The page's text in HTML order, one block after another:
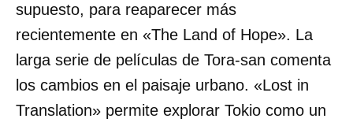
supuesto, para reaparecer más
recientemente en «The Land of Hope». La
larga serie de películas de Tora-san comenta
los cambios en el paisaje urbano. «Lost in
Translation» permite explorar Tokio como un